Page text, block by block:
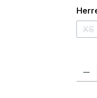
XS